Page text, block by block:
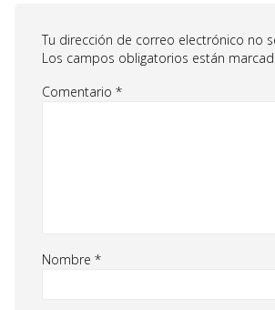
Tu dirección de correo electrónico no
Los campos obligatorios están
Comentario *
Nombre *